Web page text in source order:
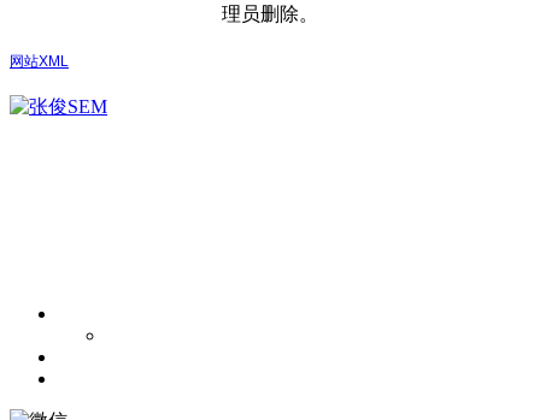
理员删除。
网站XML